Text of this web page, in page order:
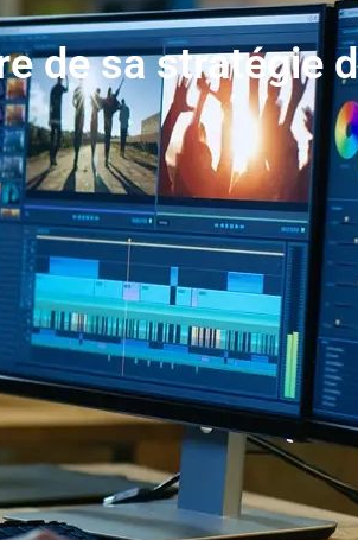
de sa stratégie